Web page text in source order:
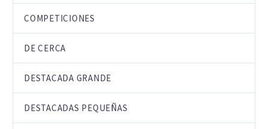
COMPETICIONES
DE CERCA
DESTACADA GRANDE
DESTACADAS PEQUEÑAS